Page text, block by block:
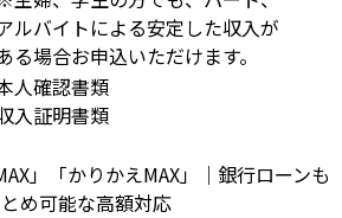
ルバイトによる安定した収入が
る場合お申込いただけます。
人確認書類
入証明書類
」「かりかえMAX」｜銀行ローンも
め可能な高額対応